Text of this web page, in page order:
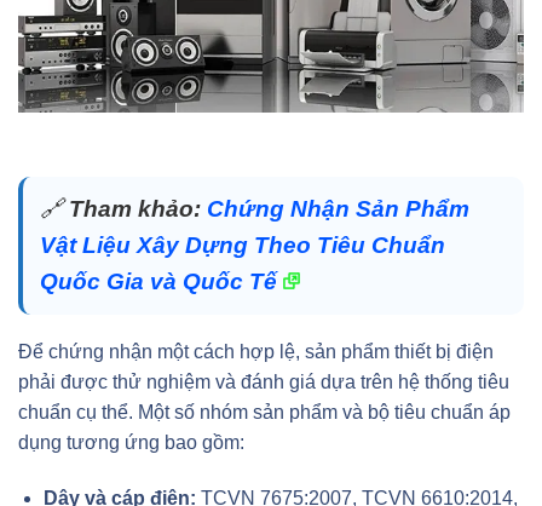
🔗Tham khảo: Chứng Nhận Sản Phẩm
Vật Liệu Xây Dựng Theo Tiêu Chuẩn
Quốc Gia và Quốc Tế
Để chứng nhận một cách hợp lệ, sản phẩm thiết bị điện
phải được thử nghiệm và đánh giá dựa trên hệ thống tiêu
chuẩn cụ thể. Một số nhóm sản phẩm và bộ tiêu chuẩn áp
dụng tương ứng bao gồm:
Dây và cáp điện: TCVN 7675:2007, TCVN 6610:2014,